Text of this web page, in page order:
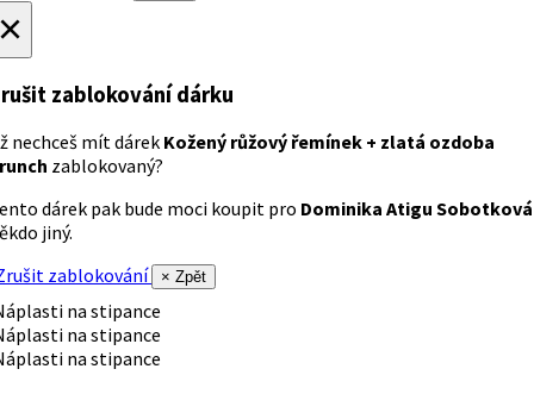
zablokování dárku
nechceš mít dárek Kožený růžový řemínek + zlatá ozdoba
zablokovaný?
dárek pak bude moci koupit pro Dominika Atigu Sobotková
jiný.
zablokování
× Zpět